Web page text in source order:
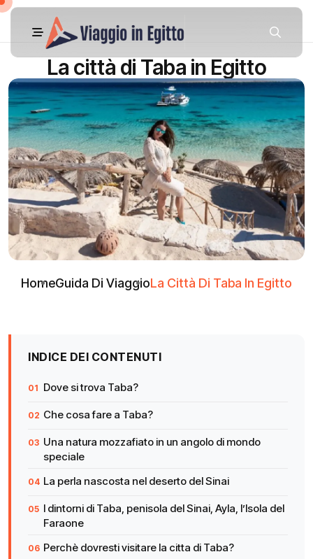
La città di Taba in Egitto
HomeGuida Di ViaggioLa Città Di Taba In Egitto
INDICE DEI CONTENUTI
Dove si trova Taba?
Che cosa fare a Taba?
Una natura mozzafiato in un angolo di mondo
speciale
La perla nascosta nel deserto del Sinai
I dintorni di Taba, penisola del Sinai, Ayla, l’Isola del
Faraone
Perchè dovresti visitare la citta di Taba?